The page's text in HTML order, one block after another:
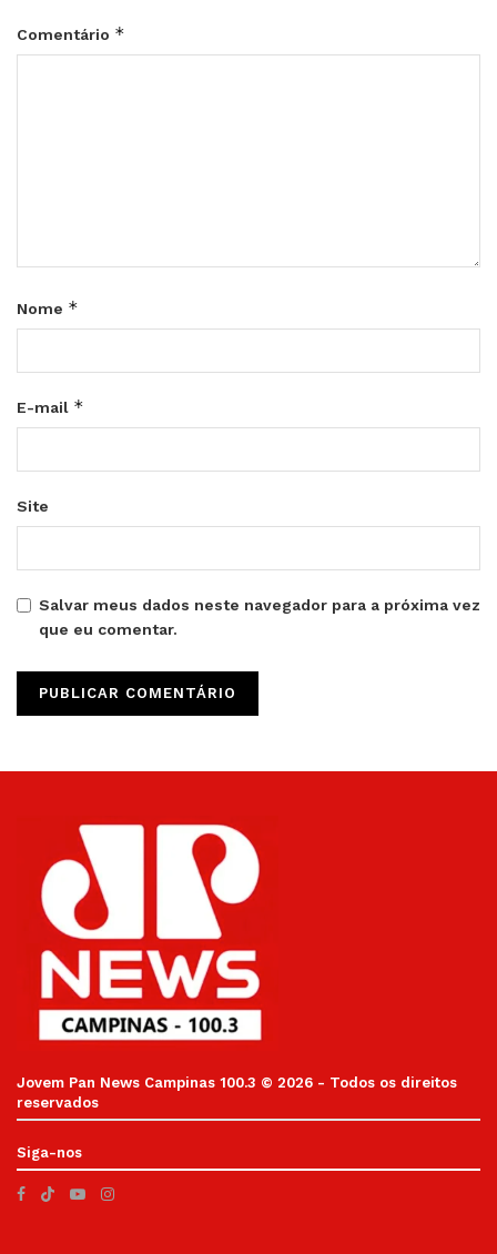
Comentário *
Nome *
E-mail *
Site
Salvar meus dados neste navegador para a próxima vez
que eu comentar.
Jovem Pan News Campinas 100.3 © 2026 - Todos os direitos
reservados
Siga-nos